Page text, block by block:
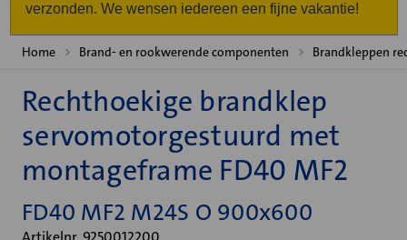
verzonden. We wensen iedereen een fijne vakantie!
Home Brand- en rookwerende componenten Brandkleppen
Rechthoekige brandklep
servomotorgestuurd met
montageframe FD40 MF2
FD40 MF2 M24S O 900x600